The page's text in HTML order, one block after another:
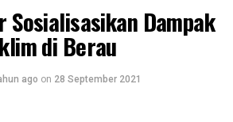
Sosialisasikan Dampak
di Berau
ago on 28 September 2021